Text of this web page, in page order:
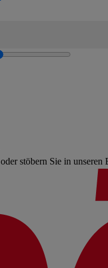
stöbern Sie in unseren